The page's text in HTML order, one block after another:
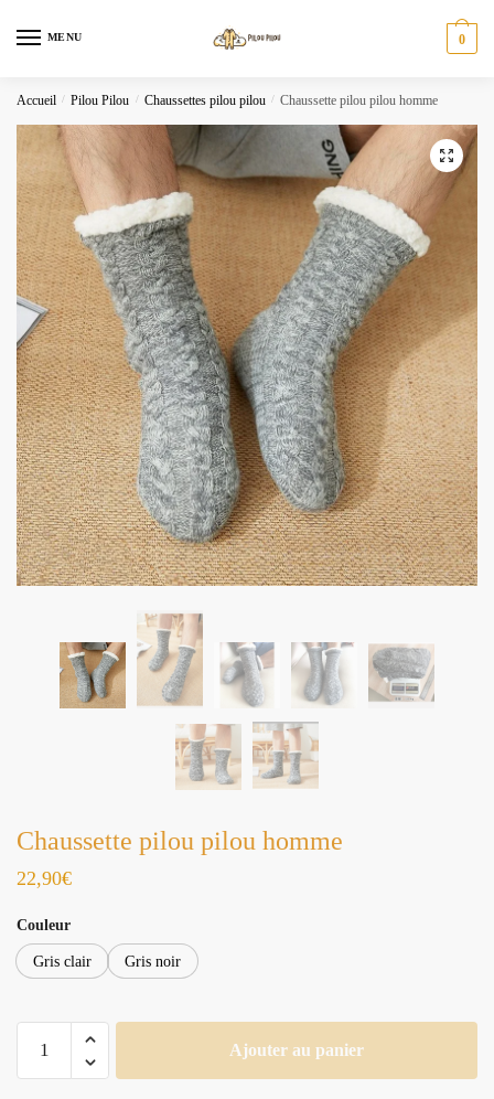
MENU 0
Accueil / Pilou Pilou / Chaussettes pilou pilou / Chaussette pilou pilou homme
Chaussette pilou pilou homme
22,90€
Couleur
Gris clair Gris noir
Ajouter au panier